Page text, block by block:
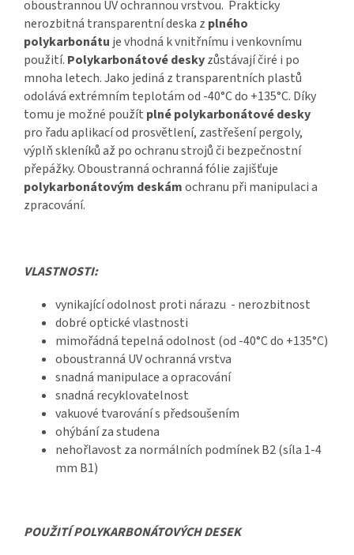
oboustrannou UV ochrannou vrstvou. Prakticky
nerozbitná transparentní deska z plného
polykarbonátu je vhodná k vnitřnímu i venkovnímu
použití. Polykarbonátové deskyzůstávají čiré i po
mnoha letech. Jako jediná z transparentních plastů
odolává extrémním teplotám od -40°C do +135°C. Díky
tomu je možné použít plné polykarbonátové desky
pro řadu aplikací od prosvětlení, zastřešení pergoly,
výplň skleníků až po ochranu strojů či bezpečnostní
přepážky. Oboustranná ochranná fólie zajišťuje
polykarbonátovým deskámochranu při manipulaci a
zpracování.
VLASTNOSTI:
vynikající odolnost proti nárazu - nerozbitnost
dobré optické vlastnosti
mimořádná tepelná odolnost (od -40°C do +135°C)
oboustranná UV ochranná vrstva
snadná manipulace a opracování
snadná recyklovatelnost
vakuové tvarování s předsoušením
ohýbání za studena
nehořlavost za normálních podmínek B2 (síla 1-4
mm B1)
POUŽITÍ POLYKARBONÁTOVÝCH DESEK